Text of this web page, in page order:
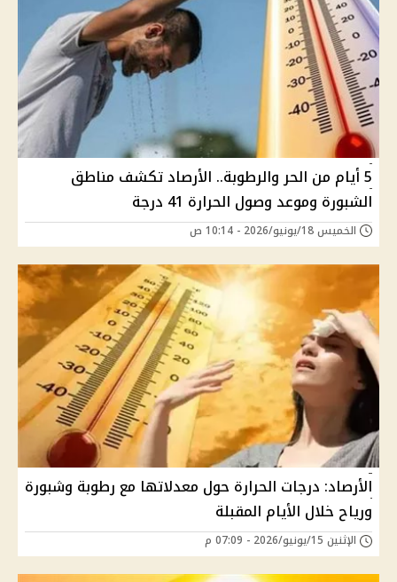
5 أيام من الحر والرطوبة.. الأرصاد تكشف مناطق
الشبورة وموعد وصول الحرارة 41 درجة
الخميس 18/يونيو/2026 - 10:14 ص
الأرصاد: درجات الحرارة حول معدلاتها مع رطوبة وشبورة
ورياح خلال الأيام المقبلة
الإثنين 15/يونيو/2026 - 07:09 م